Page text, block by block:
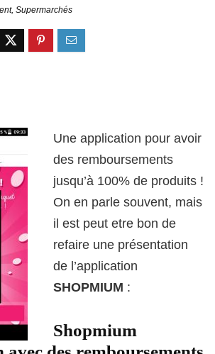
, Supermarchés
Une application pour avoir
des remboursements
jusqu’à 100% de produits !
On en parle souvent, mais
il est peut etre bon de
refaire une présentation
de l’application
SHOPMIUM :
Shopmium